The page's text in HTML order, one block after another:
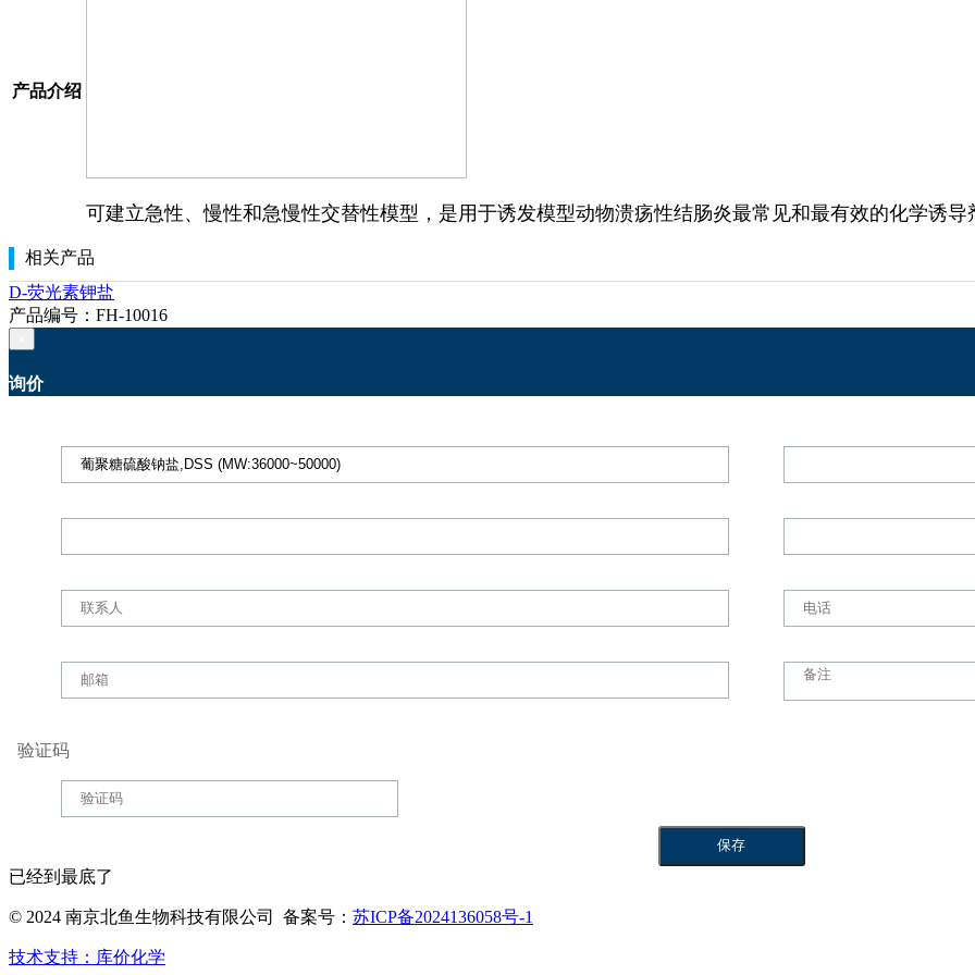
产品介绍
可建立急性、慢性和急慢性交替性模型，是用于诱发模型动物溃疡性结肠炎最常见和最有效的化学诱导
相关产品
D-荧光素钾盐
产品编号：FH-10016
询价
验证码
已经到最底了
© 2024 南京北鱼生物科技有限公司 备案号： 苏ICP备2024136058号-1
技术支持：库价化学